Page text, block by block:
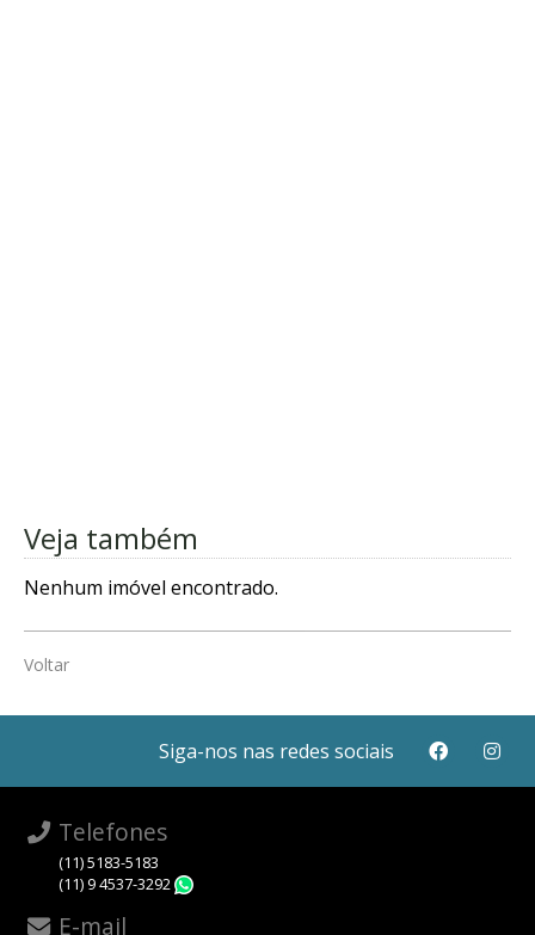
Veja também
Nenhum imóvel encontrado.
Voltar
Siga-nos nas redes sociais
Telefones
(11) 5183-5183
(11) 9 4537-3292
E-mail